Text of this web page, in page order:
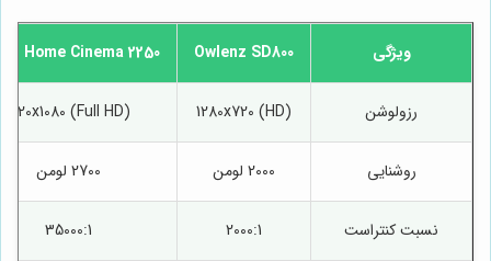
ویژگی Owlenz SD800
Home Cinema 2250
رزولوشن 1280x720 (HD)
1920x1080 (Full HD)
روشنایی 2000 لومن 2700 لومن
نسبت کنتراست 2000:1
35000:1